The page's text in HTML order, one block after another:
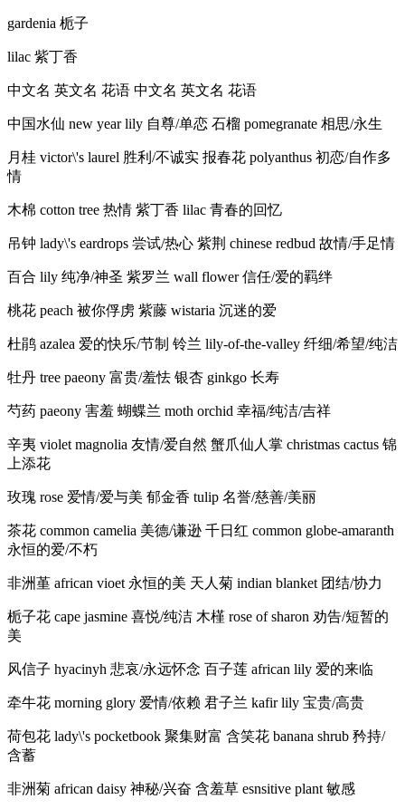
gardenia 栀子
lilac 紫丁香
中文名 英文名 花语 中文名 英文名 花语
中国水仙 new year lily 自尊/单恋 石榴 pomegranate 相思/永生
月桂 victor\'s laurel 胜利/不诚实 报春花 polyanthus 初恋/自作多
情
木棉 cotton tree 热情 紫丁香 lilac 青春的回忆
吊钟 lady\'s eardrops 尝试/热心 紫荆 chinese redbud 故情/手足情
百合 lily 纯净/神圣 紫罗兰 wall flower 信任/爱的羁绊
桃花 peach 被你俘虏 紫藤 wistaria 沉迷的爱
杜鹃 azalea 爱的快乐/节制 铃兰 lily-of-the-valley 纤细/希望/纯洁
牡丹 tree paeony 富贵/羞怯 银杏 ginkgo 长寿
芍药 paeony 害羞 蝴蝶兰 moth orchid 幸福/纯洁/吉祥
辛夷 violet magnolia 友情/爱自然 蟹爪仙人掌 christmas cactus 锦
上添花
玫瑰 rose 爱情/爱与美 郁金香 tulip 名誉/慈善/美丽
茶花 common camelia 美德/谦逊 千日红 common globe-amaranth
永恒的爱/不朽
非洲堇 african vioet 永恒的美 天人菊 indian blanket 团结/协力
栀子花 cape jasmine 喜悦/纯洁 木槿 rose of sharon 劝告/短暂的
美
风信子 hyacinyh 悲哀/永远怀念 百子莲 african lily 爱的来临
牵牛花 morning glory 爱情/依赖 君子兰 kafir lily 宝贵/高贵
荷包花 lady\'s pocketbook 聚集财富 含笑花 banana shrub 矜持/
含蓄
非洲菊 african daisy 神秘/兴奋 含羞草 esnsitive plant 敏感